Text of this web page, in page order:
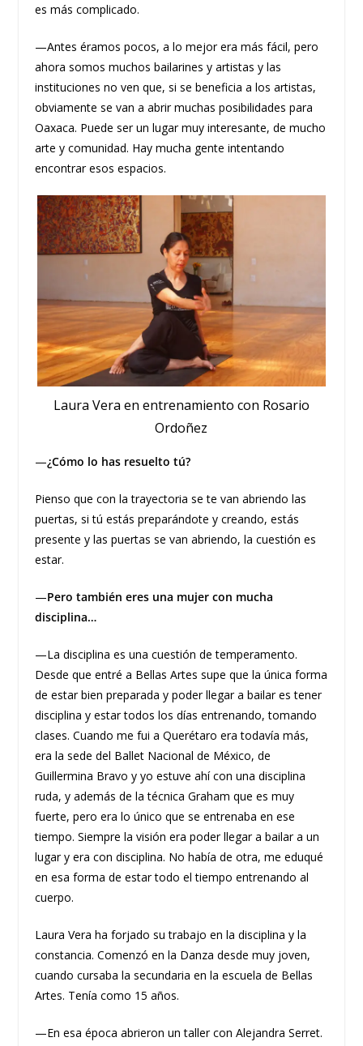
es más complicado.
—Antes éramos pocos, a lo mejor era más fácil, pero
ahora somos muchos bailarines y artistas y las
instituciones no ven que, si se beneficia a los artistas,
obviamente se van a abrir muchas posibilidades para
Oaxaca. Puede ser un lugar muy interesante, de mucho
arte y comunidad. Hay mucha gente intentando
encontrar esos espacios.
Laura Vera en entrenamiento con Rosario
Ordoñez
—¿Cómo lo has resuelto tú?
Pienso que con la trayectoria se te van abriendo las
puertas, si tú estás preparándote y creando, estás
presente y las puertas se van abriendo, la cuestión es
estar.
—Pero también eres una mujer con mucha
disciplina…
—La disciplina es una cuestión de temperamento.
Desde que entré a Bellas Artes supe que la única forma
de estar bien preparada y poder llegar a bailar es tener
disciplina y estar todos los días entrenando, tomando
clases. Cuando me fui a Querétaro era todavía más,
era la sede del Ballet Nacional de México, de
Guillermina Bravo y yo estuve ahí con una disciplina
ruda, y además de la técnica Graham que es muy
fuerte, pero era lo único que se entrenaba en ese
tiempo. Siempre la visión era poder llegar a bailar a un
lugar y era con disciplina. No había de otra, me eduqué
en esa forma de estar todo el tiempo entrenando al
cuerpo.
Laura Vera ha forjado su trabajo en la disciplina y la
constancia. Comenzó en la Danza desde muy joven,
cuando cursaba la secundaria en la escuela de Bellas
Artes. Tenía como 15 años.
—En esa época abrieron un taller con Alejandra Serret.